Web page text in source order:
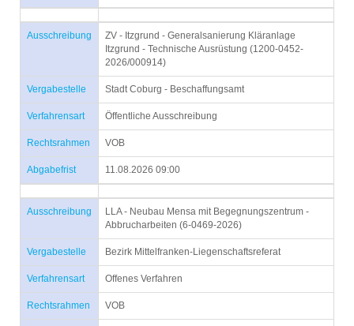
Ausschreibung
ZV - Itzgrund - Generalsanierung Kläranlage
Itzgrund - Technische Ausrüstung (1200-0452-
2026/000914)
Vergabestelle Stadt Coburg - Beschaffungsamt
Verfahrensart Öffentliche Ausschreibung
Rechtsrahmen VOB
Abgabefrist 11.08.2026 09:00
Ausschreibung
LLA - Neubau Mensa mit Begegnungszentrum -
Abbrucharbeiten (6-0469-2026)
Vergabestelle Bezirk Mittelfranken-Liegenschaftsreferat
Verfahrensart Offenes Verfahren
Rechtsrahmen VOB